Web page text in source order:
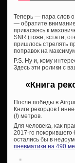
Теперь — пара слов
— обратите
прикасаясь к
SNR (тоже, кстати,
пришлось стрелять
поправок на
P.S. Ну и, кому
Здесь эти ролики с
«Книга
После победы в
Книге рекордов
(!) метров.
Для человека, как
2017-го
остались бы в
пневматики на 490